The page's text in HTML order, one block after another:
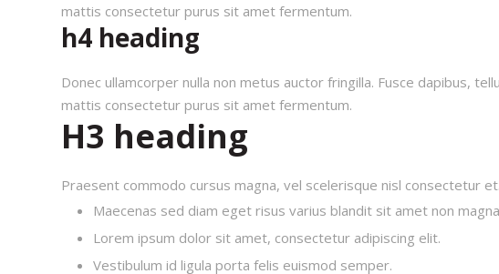
mattis consectetur purus sit amet fermentum.
h4 heading
Donec ullamcorper nulla non metus auctor fringilla. Fusce dapibus,
mattis consectetur purus sit amet fermentum.
H3 heading
Praesent commodo cursus magna, vel scelerisque nisl consectetur et.
Maecenas sed diam eget risus varius blandit sit amet non
Lorem ipsum dolor sit amet, consectetur adipiscing elit.
Vestibulum id ligula porta felis euismod semper.